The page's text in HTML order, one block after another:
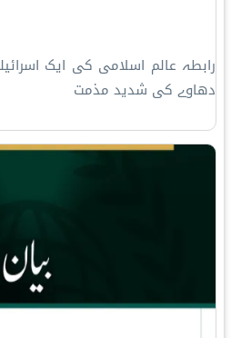
رابطہ عالم اسلامی کی ایک
دھاوے کی شدید مذمت